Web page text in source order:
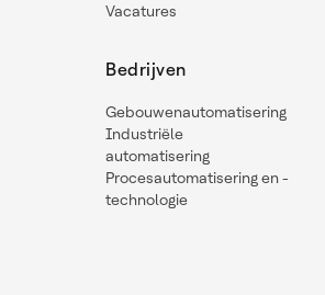
Vacatures
Bedrijven
Gebouwenautomatisering
Industriële
automatisering
Procesautomatisering en -
technologie